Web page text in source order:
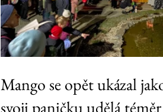
Mango se opět ukázal
svoji paničku udělá